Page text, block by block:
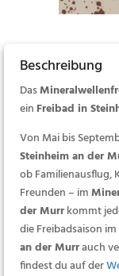
Beschreibung
Das
ein Freibad in
Von Mai bis
Steinheim an der
ob Familienausflug,
Freunden – im
der Murrkommt
die Freibadsaison im
an der Murrauch
findest du auf der